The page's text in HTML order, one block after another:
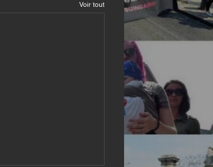
Voir tout